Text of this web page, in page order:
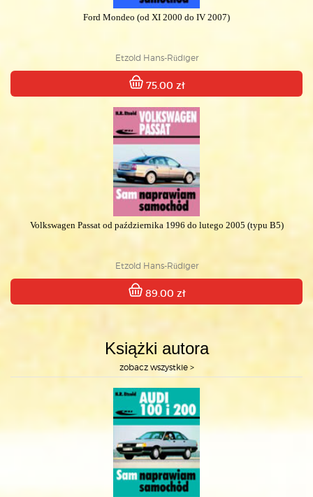
Ford Mondeo (od XI 2000 do IV 2007)
Etzold Hans-Rüdiger
75.00 zł
Volkswagen Passat od października 1996 do lutego 2005 (typu B5)
Etzold Hans-Rüdiger
89.00 zł
Książki autora
zobacz wszystkie >